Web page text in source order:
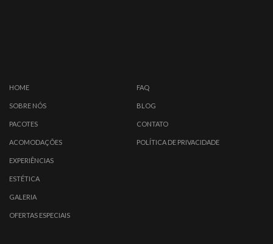
HOME
SOBRE NÓS
PACOTES
ACOMODAÇÕES
EXPERIÊNCIAS
ESTÉTICA
GALERIA
OFERTAS ESPECIAIS
FAQ
BLOG
CONTATO
POLÍTICA DE PRIVACIDADE